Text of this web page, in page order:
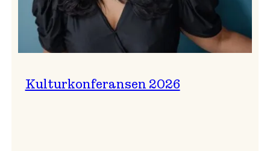
Kulturkonferansen 2026